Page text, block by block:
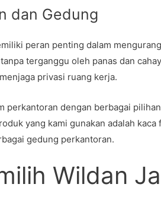
dan Gedung
peran penting dalam
terganggu oleh panas dan
privasi ruang kerja.
perkantoran dengan berbagai
yang kami gunakan adalah kaca
gedung perkantoran.
Wildan